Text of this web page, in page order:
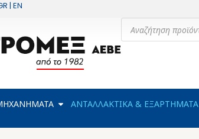
| EN
Products
search
OPEN ΜΗΧΑΝΗΜΑΤΑ
ΑΝΤΑΛΛΑΚΤΙΚΑ & ΕΞΑΡΤΗΜΑΤΑ